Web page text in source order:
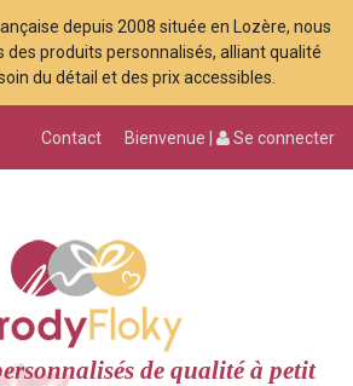
depuis 2008 située en Lozère, nous
des produits personnalisés, alliant qualité
du détail et des prix accessibles.
Contact Bienvenue | Se connecter
de qualité à petit